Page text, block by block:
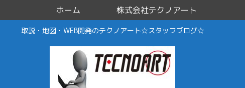
取説・地図・WEB開発のテクノアート☆スタッフブログ☆
ホーム 株式会社テクノアート